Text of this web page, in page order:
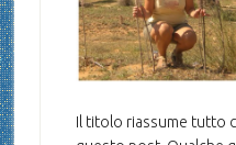
Il titolo riassume tutto